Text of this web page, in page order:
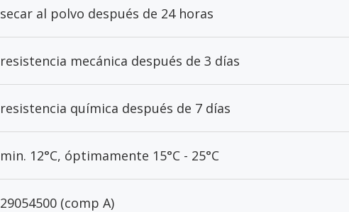
secar al polvo después de 24 horas
resistencia mecánica después de 3 días
resistencia química después de 7 días
min. 12°C, óptimamente 15°C - 25°C
29054500 (comp A)